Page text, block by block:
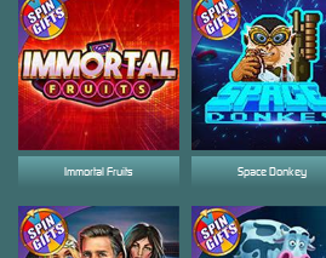
Space Donkey
Immortal Fruits